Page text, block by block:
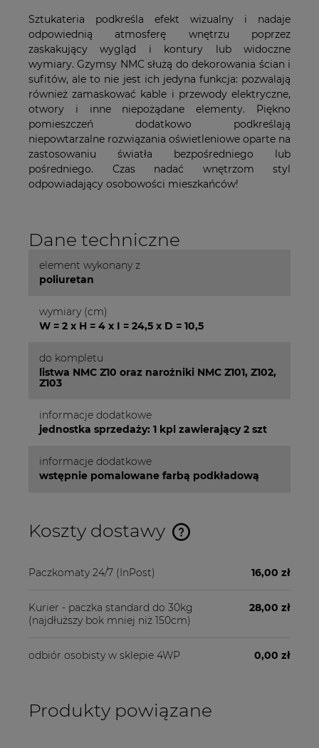
Sztukateria podkreśla efekt wizualny i nadaje
odpowiednią atmosferę wnętrzu poprzez
zaskakujący wygląd i kontury lub widoczne
wymiary. Gzymsy NMC służą do dekorowania ścian i
sufitów, ale to nie jest ich jedyna funkcja: pozwalają
również zamaskować kable i przewody elektryczne,
otwory i inne niepożądane elementy. Piękno
pomieszczeń dodatkowo podkreślają
niepowtarzalne rozwiązania oświetleniowe oparte na
zastosowaniu światła bezpośredniego lub
pośredniego. Czas nadać wnętrzom styl
odpowiadający osobowości mieszkańców!
Dane techniczne
element wykonany z
poliuretan
wymiary (cm)
W = 2 x H = 4 x I = 24,5 x D = 10,5
do kompletu
listwa NMC Z10 oraz narożniki NMC Z101, Z102,
Z103
informacje dodatkowe
jednostka sprzedaży: 1 kpl zawierający 2 szt
informacje dodatkowe
wstępnie pomalowane farbą podkładową
Koszty dostawy
Cena nie zawiera ewentualnych kosztów płatności
Paczkomaty 24/7 (InPost) 16,00 zł
Kurier - paczka standard do 30kg
(najdłuższy bok mniej niż 150cm)
28,00 zł
odbiór osobisty w sklepie 4WP 0,00 zł
Produkty powiązane